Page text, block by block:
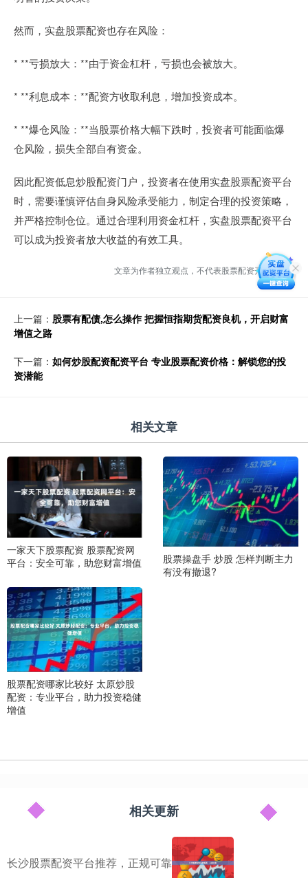
然而，实盘股票配资也存在风险：
* **亏损放大：**由于资金杠杆，亏损也会被放大。
* **利息成本：**配资方收取利息，增加投资成本。
* **爆仓风险：**当股票价格大幅下跌时，投资者可能面临爆
仓风险，损失全部自有资金。
因此配资低息炒股配资门户，投资者在使用实盘股票配资平台
时，需要谨慎评估自身风险承受能力，制定合理的投资策略，
并严格控制仓位。通过合理利用资金杠杆，实盘股票配资平台
可以成为投资者放大收益的有效工具。
文章为作者独立观点，不代表股票配资开户观点
上一篇： 股票有配债,怎么操作 把握恒指期货配资良机，开启财富
增值之路
下一篇： 如何炒股配资配资平台 专业股票配资价格：解锁您的投
资潜能
相关文章
一家天下股票配资 股票配资网
平台：安全可靠，助您财富增值
股票操盘手 炒股 怎样判断主力
有没有撤退?
股票配资哪家比较好 太原炒股
配资：专业平台，助力投资稳健
增值
相关更新
长沙股票配资平台推荐，正规可靠